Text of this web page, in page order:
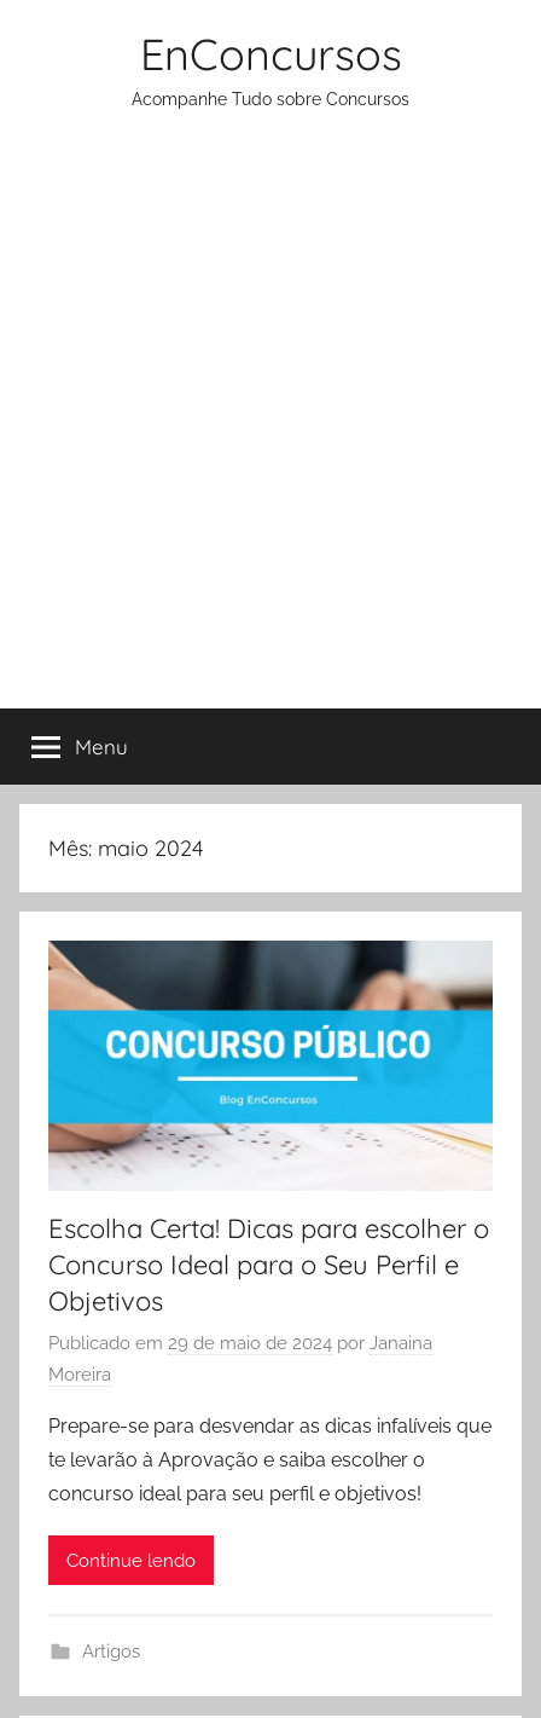
EnConcursos
Acompanhe Tudo sobre Concursos
Menu
Mês: maio 2024
Escolha Certa! Dicas para escolher o
Concurso Ideal para o Seu Perfil e
Objetivos
Publicado em 29 de maio de 2024 por Janaina
Moreira
Prepare-se para desvendar as dicas infalíveis que
te levarão à Aprovação e saiba escolher o
concurso ideal para seu perfil e objetivos!
Continue lendo
Artigos